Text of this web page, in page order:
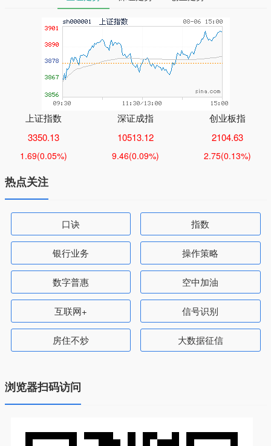
上证指数
3350.13
1.69(0.05%)
深证成指
10513.12
9.46(0.09%)
创业板指
2104.63
2.75(0.13%)
热点关注
口诀 指数
银行业务 操作策略
数字普惠 空中加油
互联网+ 信号识别
房住不炒 大数据征信
浏览器扫码访问